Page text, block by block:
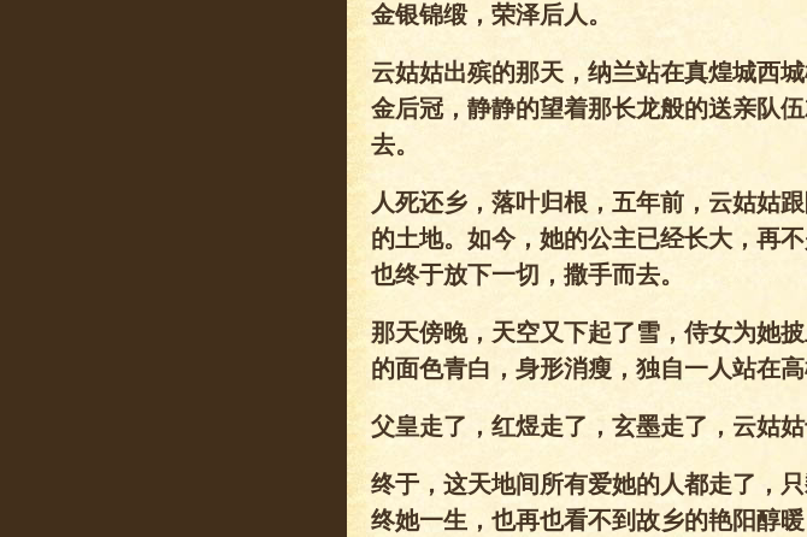
金银锦缎，荣泽后人。
云姑姑出殡的那天，纳兰站在真煌城西
金后冠，静静的望着那长龙般的送亲队
去。
人死还乡，落叶归根，五年前，云姑姑
的土地。如今，她的公主已经长大，再
也终于放下一切，撒手而去。
那天傍晚，天空又下起了雪，侍女为她
的面色青白，身形消瘦，独自一人站在
父皇走了，红煜走了，玄墨走了，云姑姑
终于，这天地间所有爱她的人都走了，
终她一生，也再也看不到故乡的艳阳醇